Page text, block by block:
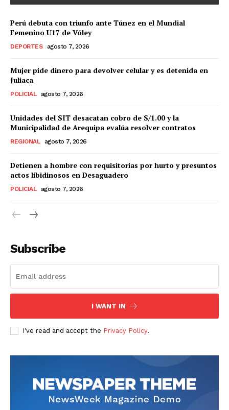
Perú debuta con triunfo ante Túnez en el Mundial
Femenino U17 de Vóley
DEPORTES agosto 7, 2026
Mujer pide dinero para devolver celular y es detenida en
Juliaca
POLICIAL agosto 7, 2026
Unidades del SIT desacatan cobro de S/1.00 y la
Municipalidad de Arequipa evalúa resolver contratos
REGIONAL agosto 7, 2026
Detienen a hombre con requisitorias por hurto y presuntos
actos libidinosos en Desaguadero
POLICIAL agosto 7, 2026
Subscribe
I WANT IN
I've read and accept the Privacy Policy.